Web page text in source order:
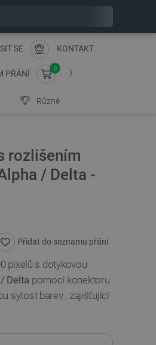
SE KONTAKT
PŘÁNÍ
0
Různé
rozlišením
/ Delta -
Přidat do seznamu přání
pixelů s dotykovou
Delta pomocí konektoru
sytost barev , zajišťující